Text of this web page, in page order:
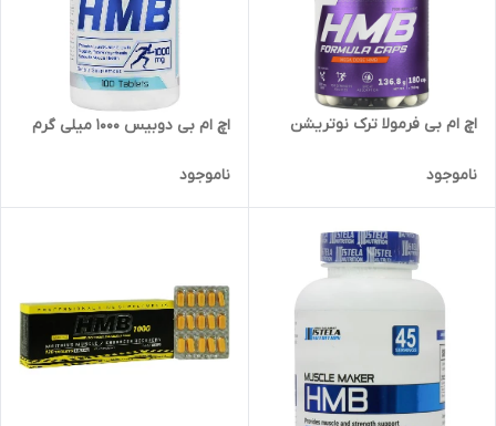
اچ ام بی فرمولا ترک نوتریشن
ناموجود
اچ ام بی دوبیس 1000 میلی گرم
ناموجود